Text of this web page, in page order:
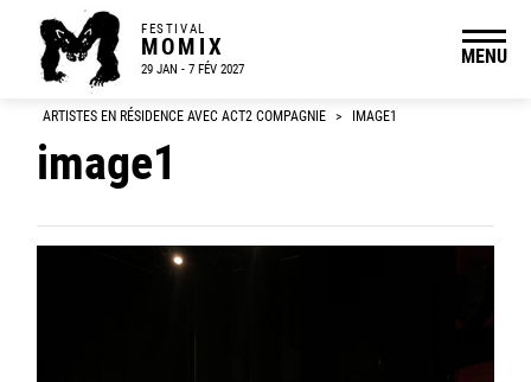
FESTIVAL
MOMIX
29 JAN - 7 FÉV 2027
MENU
ARTISTES EN RÉSIDENCE AVEC ACT2 COMPAGNIE > IMAGE1
image1